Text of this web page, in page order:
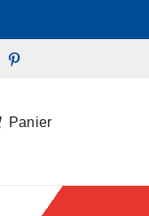
Panier